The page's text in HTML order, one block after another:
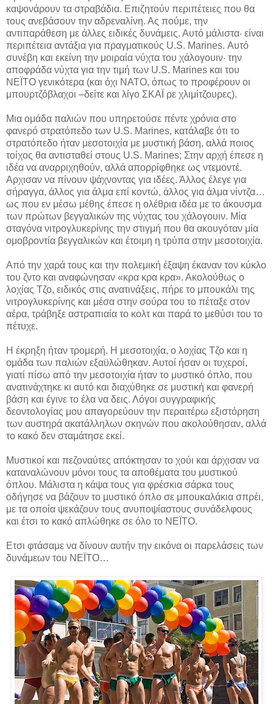
καψονάρουν τα στραβάδια. Επιζητούν περιπέτειες που θα
τους ανεβάσουν την αδρεναλίνη. Ας πούμε, την
αντιπαράθεση με άλλες ειδικές δυνάμεις. Αυτό μάλιστα· είναι
περιπέτεια αντάξια για πραγματικούς U.S. Marines. Αυτό
συνέβη και εκείνη την μοιραία νύχτα του χάλογουιν· την
αποφράδα νύχτα για την τιμή των U.S. Marines και του
ΝΕΪΤΟ γενικότερα (και όχι ΝΑΤΟ, όπως το προφέρουν οι
μπουρτζόβλαχοι –δείτε και λίγο ΣΚΑΪ ρε χλιμίτζουρες).
Μια ομάδα παλιών που υπηρετούσε πέντε χρόνια στο
φανερό στρατόπεδο των U.S. Marines, κατάλαβε ότι το
στρατόπεδο ήταν μεσοτοιχία με μυστική βάση, αλλά ποιος
τοίχος θα αντισταθεί στους U.S. Marines; Στην αρχή έπεσε η
ιδέα να αναρριχηθούν, αλλά απορρίφθηκε ως ντεμοντέ.
Αρχισαν να πίνουν ψάχνοντας για ιδέες. Άλλος έλεγε για
σήραγγα, άλλος για άλμα επί κοντώ, άλλος για άλμα νίντζα…
ως που εν μέσω μέθης έπεσε η ολέθρια ιδέα με το άκουσμα
των πρώτων βεγγαλικών της νύχτας του χάλογουιν. Μία
σταγόνα νιτρογλυκερίνης την στιγμή που θα ακουγόταν μία
ομοβροντία βεγγαλικών και έτοιμη η τρύπα στην μεσοτοιχία.
Aπό την χαρά τους και την πολεμική έξαψη έκαναν τον κύκλο
του ζντο και αναφώνησαν «κρα κρα κρα». Ακολούθως ο
λοχίας Τζο, ειδικός στις ανατινάξεις, πήρε το μπουκάλι της
νιτρογλυκερίνης και μέσα στην σούρα του το πέταξε στον
αέρα, τράβηξε αστραπιαία το κολτ και παρά το μεθύσι του το
πέτυχε.
Η έκρηξη ήταν τρομερή. Η μεσοτοιχία, ο λοχίας Τζο και η
ομάδα των παλιών εξαϋλώθηκαν. Αυτοί ήσαν οι τυχεροί,
γιατί πίσω από την μεσοτοιχία ήταν το μυστικό όπλο, που
ανατινάχτηκε κι αυτό και διαχύθηκε σε μυστική και φανερή
βάση και έγινε το έλα να δεις. Λόγοι συγγραφικής
δεοντολογίας μου απαγορεύουν την περαιτέρω εξιστόρηση
των αυστηρά ακατάλληλων σκηνών που ακολούθησαν, αλλά
το κακό δεν σταμάτησε εκεί.
Μυστικοί και πεζοναύτες απόκτησαν το χούι και άρχισαν να
καταναλώνουν μόνοι τους τα αποθέματα του μυστικού
όπλου. Μάλιστα η κάψα τους για φρέσκια σάρκα τους
οδήγησε να βάζουν το μυστικό όπλο σε μπουκαλάκια σπρέι,
με τα οποία ψεκάζουν τους ανυποψίαστους συνάδελφους
και έτσι το κακό απλώθηκε σε όλο το ΝΕΪΤΟ.
Ετσι φτάσαμε να δίνουν αυτήν την εικόνα οι παρελάσεις των
δυνάμεων του ΝΕΪΤΟ…